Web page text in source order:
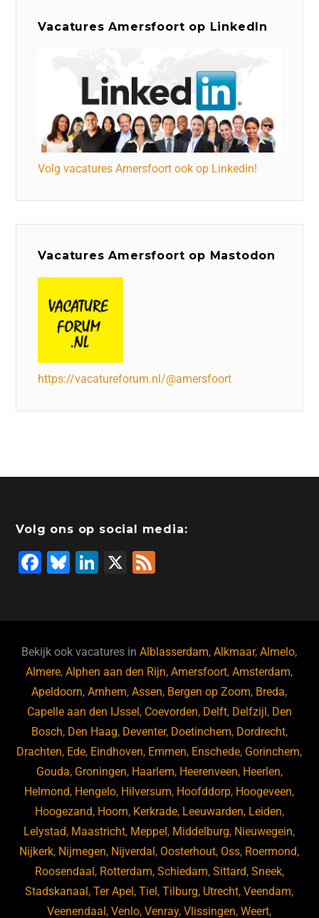
Vacatures Amersfoort op LinkedIn
Volg vacatures Amersfoort ook op Linkedin!
Vacatures Amersfoort op Mastodon
https://vacatureforum.nl/@amersfoort
Volg ons op social media:
F
b
o
o
k
Bl
ky
Li
dI
n
X
Bekijk ook vacatures inAlblasserdam,Alkmaar,Almelo,
Almere,Alphen aan den Rijn,Amersfoort,Amsterdam,
Apeldoorn,Arnhem,Assen, Bergen op Zoom, Breda,
Capelle aan den IJssel, Coevorden, Delft, Delfzijl, Den
Bosch, Den Haag, Deventer, Doetinchem, Dordrecht,
Drachten, Ede, Eindhoven, Emmen, Enschede, Gorinchem,
Gouda, Groningen, Haarlem, Heerenveen, Heerlen,
Helmond, Hengelo, Hilversum, Hoofddorp, Hoogeveen,
Hoogezand, Hoorn, Kerkrade, Leeuwarden, Leiden,
Lelystad, Maastricht, Meppel, Middelburg, Nieuwegein,
Nijkerk, Nijmegen, Nijverdal, Oosterhout, Oss, Roermond,
Roosendaal, Rotterdam, Schiedam, Sittard, Sneek,
Stadskanaal,Ter Apel,Tiel,Tilburg, Utrecht,Veendam,
Veenendaal,Venlo,Venray,Vlissingen,Weert,